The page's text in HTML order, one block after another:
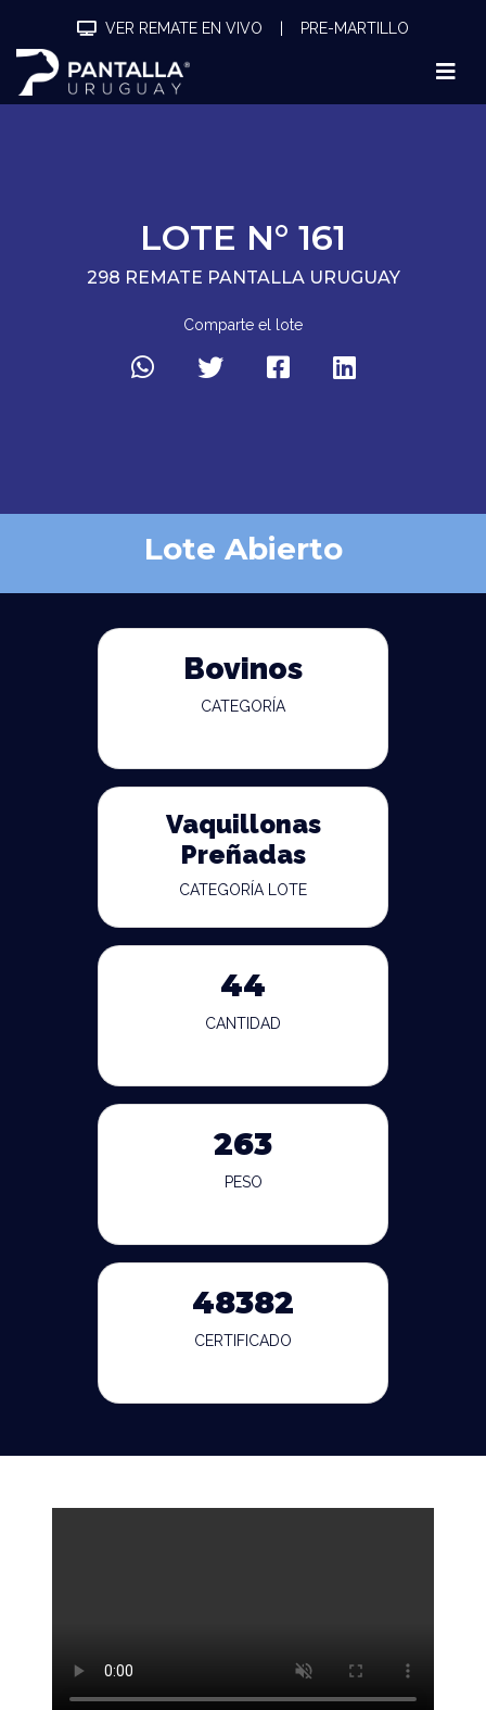
VER REMATE EN VIVO PRE-MARTILLO
LOTE N° 161
298 REMATE PANTALLA URUGUAY
Comparte el lote
Lote Abierto
Bovinos
CATEGORÍA
Vaquillonas
Preñadas
CATEGORÍA LOTE
44
CANTIDAD
263
PESO
48382
CERTIFICADO